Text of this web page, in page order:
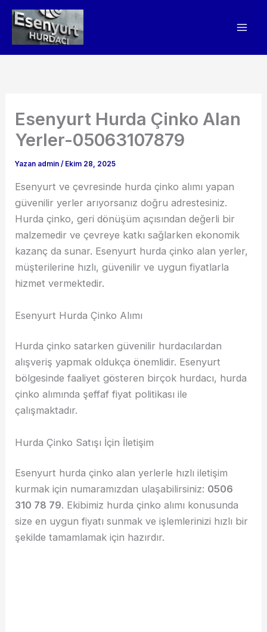
İçeriğe
atla
Esenyurt Hurda Çinko Alan
Yerler-05063107879
Yazan admin/ Ekim 28, 2025
Esenyurt ve çevresinde hurda çinko alımı yapan
güvenilir yerler arıyorsanız doğru adrestesiniz.
Hurda çinko, geri dönüşüm açısından değerli bir
malzemedir ve çevreye katkı sağlarken ekonomik
kazanç da sunar. Esenyurt hurda çinko alan yerler,
müşterilerine hızlı, güvenilir ve uygun fiyatlarla
hizmet vermektedir.
Esenyurt Hurda Çinko Alımı
Hurda çinko satarken güvenilir hurdacılardan
alışveriş yapmak oldukça önemlidir. Esenyurt
bölgesinde faaliyet gösteren birçok hurdacı, hurda
çinko alımında şeffaf fiyat politikası ile
çalışmaktadır.
Hurda Çinko Satışı İçin İletişim
Esenyurt hurda çinko alan yerlerle hızlı iletişim
kurmak için numaramızdan ulaşabilirsiniz: 0506
310 78 79. Ekibimiz hurda çinko alımı konusunda
size en uygun fiyatı sunmak ve işlemlerinizi hızlı bir
şekilde tamamlamak için hazırdır.